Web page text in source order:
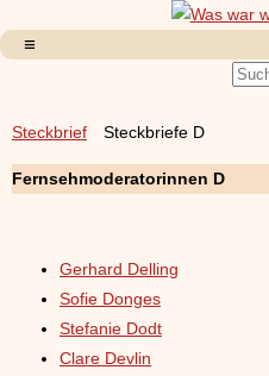
Steckbrief Steckbriefe D
Fernsehmoderatorinnen D
Gerhard Delling
Sofie Donges
Stefanie Dodt
Clare Devlin